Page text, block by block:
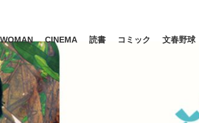
ビジネス
WOMAN CINEMA 読書 コミック 文春野球
力